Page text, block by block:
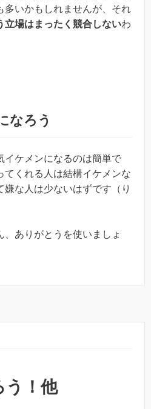
多いかもしれませんが、それ
立場はまったく競合しないわ
なろう
イケメンになるのは簡単で
てくれる人は結構イケメンな
な人は少ないはずです（り
ありがとうを使いましょ
う！他